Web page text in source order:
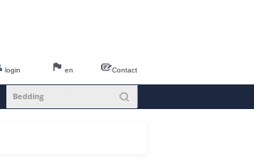
Contact
en
login